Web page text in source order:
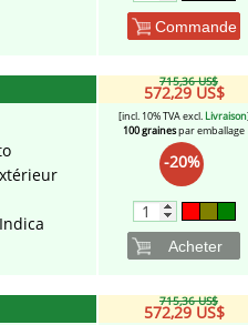
Commande
715,36 US$
572,29 US$
[incl. 10% TVA excl. Livraison
100 grainespar emballage
-20%
Acheter
715,36 US$
572,29 US$